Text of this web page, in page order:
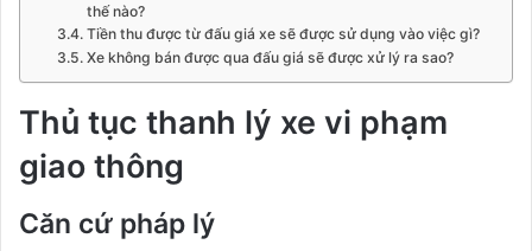
thế nào?
Tiền thu được từ đấu giá xe sẽ được sử dụng vào việc gì?
Xe không bán được qua đấu giá sẽ được xử lý ra sao?
Thủ tục thanh lý xe vi phạm
giao thông
Căn cứ pháp lý